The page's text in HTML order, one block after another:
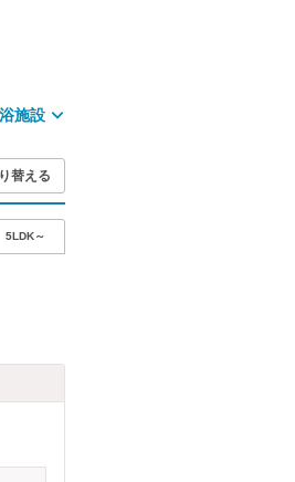
施設
替える
5LDK～